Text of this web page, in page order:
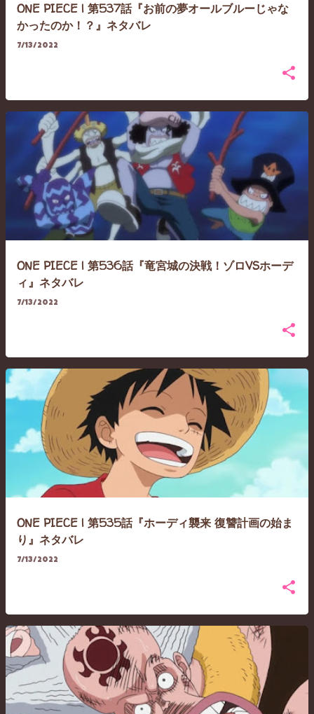
ONE PIECE | 第537話『お前の夢オールブルーじゃな
かったのか！？』ネタバレ
7/13/2022
ONE PIECE | 第536話『竜宮城の決戦！ゾロVSホーデ
ィ』ネタバレ
7/13/2022
ONE PIECE | 第535話『ホーディ襲来 復讐計画の始ま
り』ネタバレ
7/13/2022